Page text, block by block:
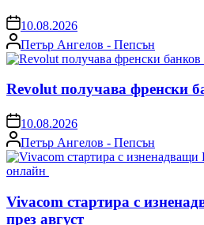
on 10.08.2026
Posted
by
Петър Ангелов - Пепсън
Revolut получава френски
on 10.08.2026
Posted
by
Петър Ангелов - Пепсън
Vivacom стартира с
през август